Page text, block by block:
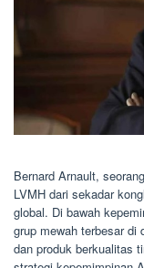
Bernard Arnault,
LVMH dari sekadar
global. Di bawah
grup mewah terbesar di
dan produk berkualitas